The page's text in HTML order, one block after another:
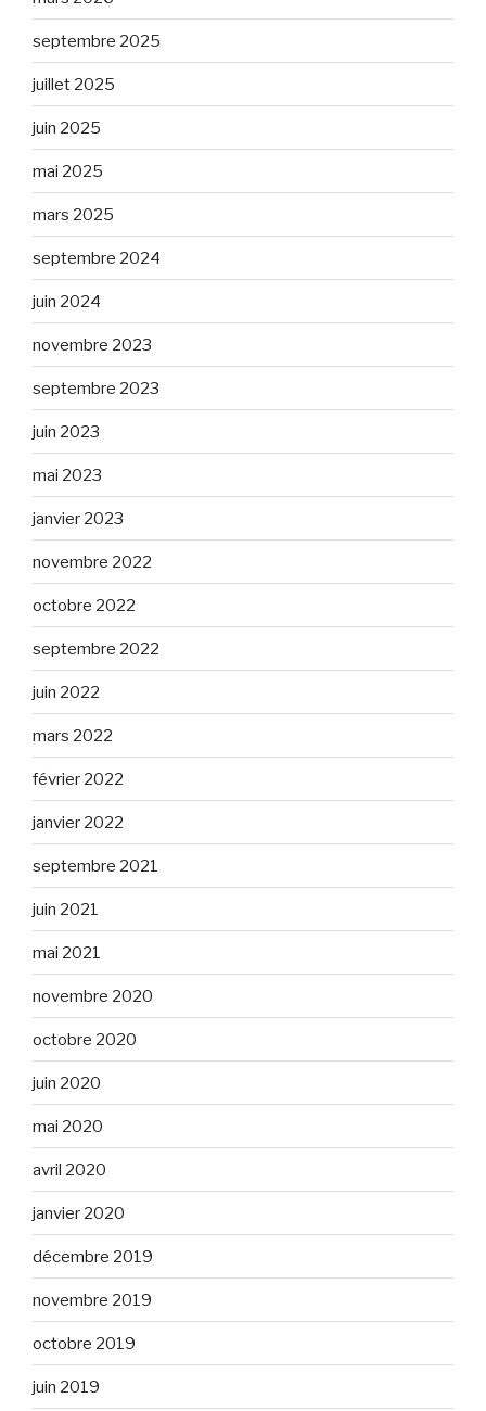
septembre 2025
juillet 2025
juin 2025
mai 2025
mars 2025
septembre 2024
juin 2024
novembre 2023
septembre 2023
juin 2023
mai 2023
janvier 2023
novembre 2022
octobre 2022
septembre 2022
juin 2022
mars 2022
février 2022
janvier 2022
septembre 2021
juin 2021
mai 2021
novembre 2020
octobre 2020
juin 2020
mai 2020
avril 2020
janvier 2020
décembre 2019
novembre 2019
octobre 2019
juin 2019